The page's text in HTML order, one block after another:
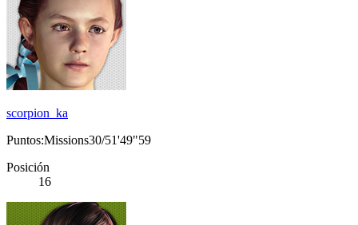
scorpion_ka
Puntos:Missions30/51'49"59
Posición
16